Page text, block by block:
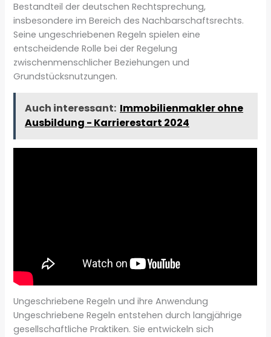
Bestandteil der deutschen Rechtsprechung,
insbesondere im Bereich des Nachbarschaftsrechts.
Seine ungeschriebenen Regeln spielen eine
entscheidende Rolle bei der Regelung
zwischenmenschlicher Beziehungen und
Grundstücksnutzungen.
Auch interessant: Immobilienmakler ohne
Ausbildung - Karrierestart 2024
Ungeschriebene Regeln und ihre Anwendung
Ungeschriebene Regeln entstehen durch langjährige
gesellschaftliche Praktiken. Sie entwickeln sich